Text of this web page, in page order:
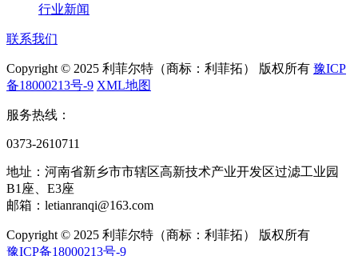
行业新闻
联系我们
Copyright © 2025 利菲尔特（商标：利菲拓） 版权所有 豫ICP
备18000213号-9 XML地图
服务热线：
0373-2610711
地址：河南省新乡市市辖区高新技术产业开发区过滤工业园
B1座、E3座
邮箱：letianranqi@163.com
Copyright © 2025 利菲尔特（商标：利菲拓） 版权所有
豫ICP备18000213号-9